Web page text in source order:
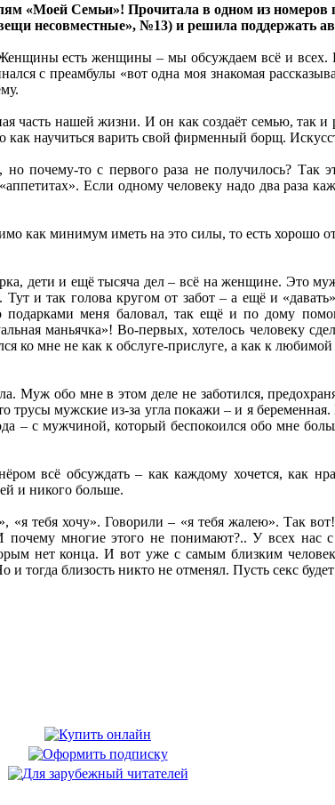
«Моей Семьи»! Прочитала в одном из
несовместные», №13) и решила поддержать
есть женщины – мы обсуждаем всё и всех.
с преамбулы «вот одна моя знакомая
часть нашей жизни. И он как создаёт семью, так и
как научиться варить свой фирменный борщ.
почему-то с первого раза не получилось?
Если одному человеку надо два раза
как минимум иметь на это силы, то есть хорошо
дети и ещё тысяча дел – всё на женщине. Это
Тут и так голова кругом от забот – а ещё и
меня баловал, так ещё и по дому
маньячка»! Во-первых, хотелось человеку
ко мне не как к обслуге-прислуге, а как к
Муж обо мне в этом деле не заботился,
трусы мужские из-за угла покажи – и я
– с мужчиной, который беспокоился обо мне
всё обсуждать – как каждому хочется, как
и никого больше.
тебя хочу». Говорили – «я тебя жалею». Так
многие этого не понимают?.. У всех нас с
нет конца. И вот уже с самым близким
тогда близость никто не отменял. Пусть секс